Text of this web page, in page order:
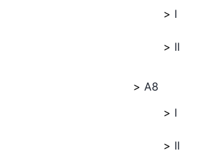
I
II
A8
I
II